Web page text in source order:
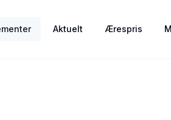
Aktuelt Ærespris